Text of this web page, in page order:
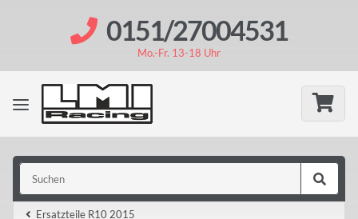
0151/27004531
Mo.-Fr. 13-18 Uhr
Ersatzteile R10 2015